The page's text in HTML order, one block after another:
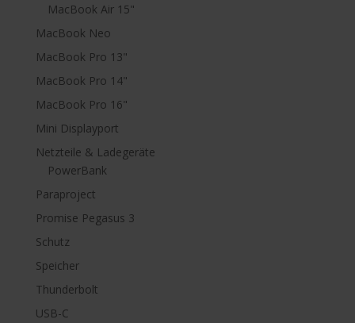
MacBook Air 15"
MacBook Neo
MacBook Pro 13"
MacBook Pro 14"
MacBook Pro 16"
Mini Displayport
Netzteile & Ladegeräte
PowerBank
Paraproject
Promise Pegasus 3
Schutz
Speicher
Thunderbolt
USB-C